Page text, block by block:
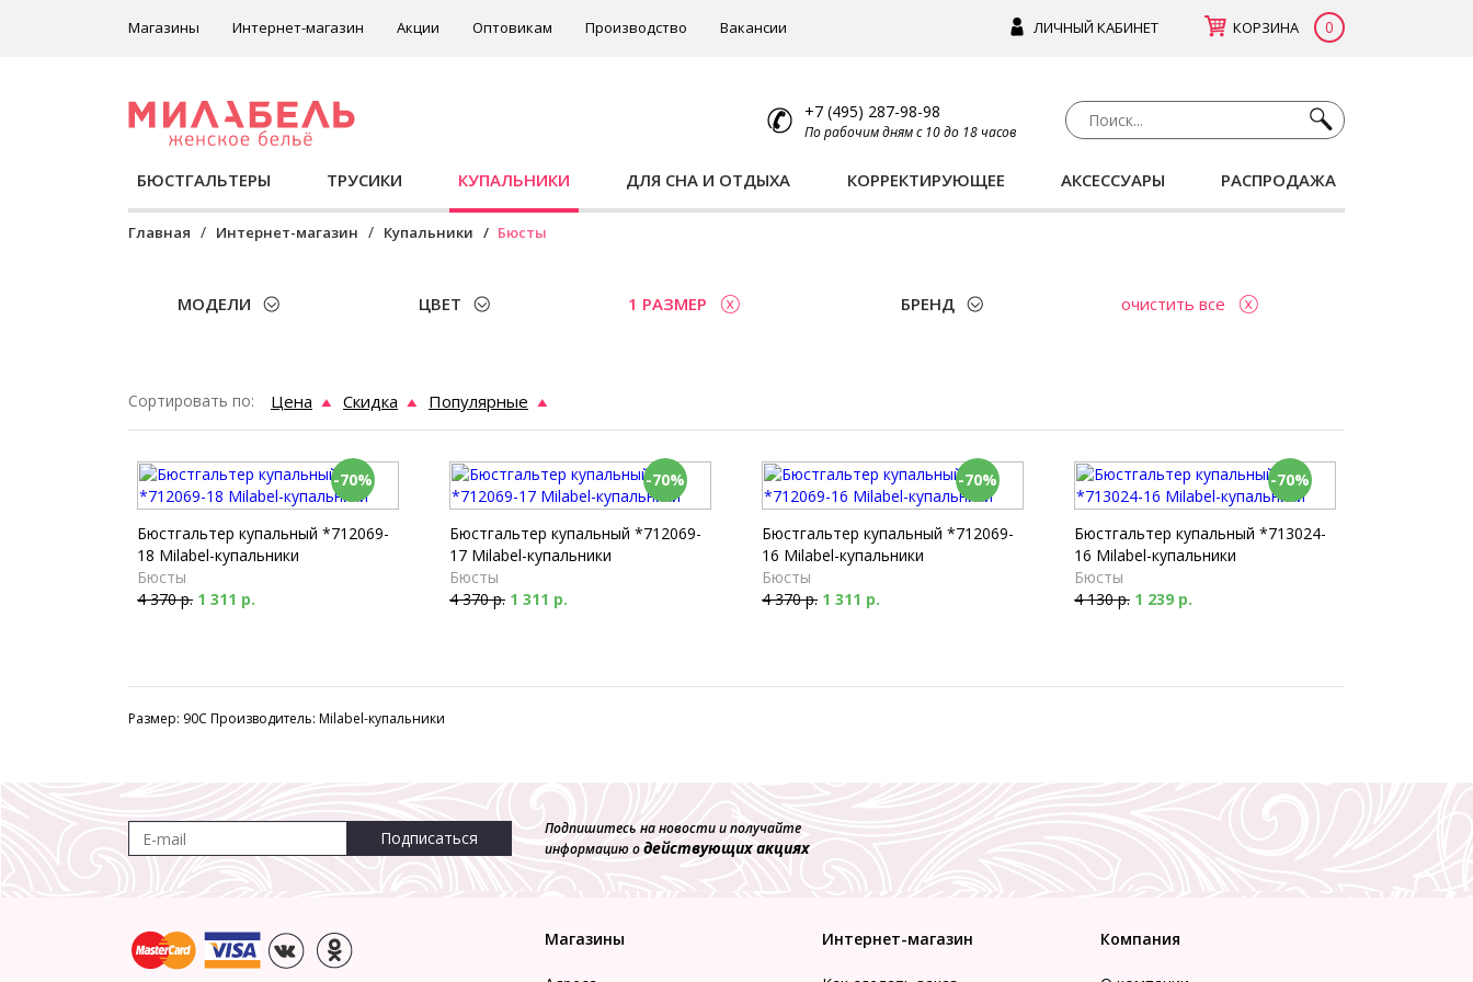
ЛИЧНЫЙ КАБИНЕТ КОРЗИНА 0
Магазины Интернет-магазин Акции Оптовикам Производство Вакансии
+7 (495) 287-98-98
По рабочим дням с 10 до 18 часов
БЮСТГАЛЬТЕРЫ ТРУСИКИ КУПАЛЬНИКИ ДЛЯ СНА И ОТДЫХА КОРРЕКТИРУЮЩЕЕ АКСЕССУАРЫ РАСПРОДАЖА
Главная Интернет-магазин Купальники Бюсты
МОДЕЛИ ЦВЕТ 1 РАЗМЕР БРЕНД очистить все
Сортировать по: Цена Скидка Популярные
-70%
Бюстгальтер купальный *712069-
18 Milabel-купальники
Бюсты
4 370 р. 1 311 р.
-70%
Бюстгальтер купальный *712069-
17 Milabel-купальники
Бюсты
4 370 р. 1 311 р.
-70%
Бюстгальтер купальный *712069-
16 Milabel-купальники
Бюсты
4 370 р. 1 311 р.
-70%
Бюстгальтер купальный *713024-
16 Milabel-купальники
Бюсты
4 130 р. 1 239 р.
Размер: 90C Производитель: Milabel-купальники
Подписаться
Подпишитесь на новости и получайте
информацию одействующих акциях
Магазины Интернет-магазин Компания